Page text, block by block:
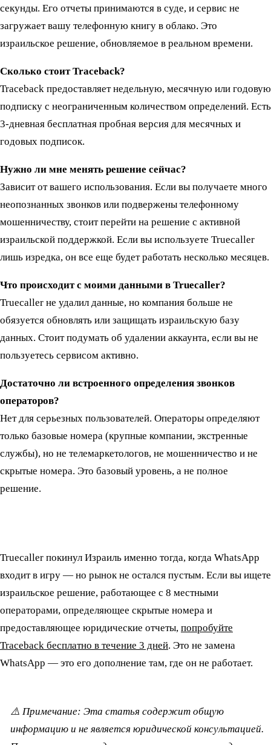
секунды. Его отчеты принимаются в суде, и сервис не
загружает вашу телефонную книгу в облако. Это
израильское решение, обновляемое в реальном времени.
Сколько стоит Traceback?
Traceback предоставляет недельную, месячную или годовую
подписку с неограниченным количеством определений. Есть
3-дневная бесплатная пробная версия для месячных и
годовых подписок.
Нужно ли мне менять решение сейчас?
Зависит от вашего использования. Если вы получаете много
неопознанных звонков или подвержены телефонному
мошенничеству, стоит перейти на решение с активной
израильской поддержкой. Если вы используете Truecaller
лишь изредка, он все еще будет работать несколько месяцев.
Что происходит с моими данными в Truecaller?
Truecaller не удалил данные, но компания больше не
обязуется обновлять или защищать израильскую базу
данных. Стоит подумать об удалении аккаунта, если вы не
пользуетесь сервисом активно.
Достаточно ли встроенного определения звонков
операторов?
Нет для серьезных пользователей. Операторы определяют
только базовые номера (крупные компании, экстренные
службы), но не телемаркетологов, не мошенничество и не
скрытые номера. Это базовый уровень, а не полное
решение.
Truecaller покинул Израиль именно тогда, когда WhatsApp
входит в игру — но рынок не остался пустым. Если вы ищете
израильское решение, работающее с 8 местными
операторами, определяющее скрытые номера и
предоставляющее юридические отчеты, попробуйте
Traceback бесплатно в течение 3 дней. Это не замена
WhatsApp — это его дополнение там, где он не работает.
⚠️ Примечание: Эта статья содержит общую
информацию и не является юридической консультацией.